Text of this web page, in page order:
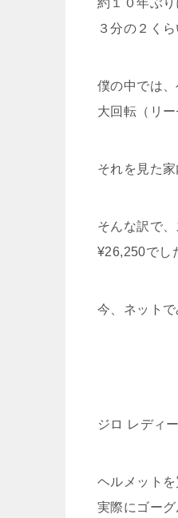
約１０年ぶ
３分の２く
僕の中では、
大回転（リ
それを見た
そんな訳で
¥26,250でし
今、ネットで
ジロ レディ
ヘルメットを
実際にゴー